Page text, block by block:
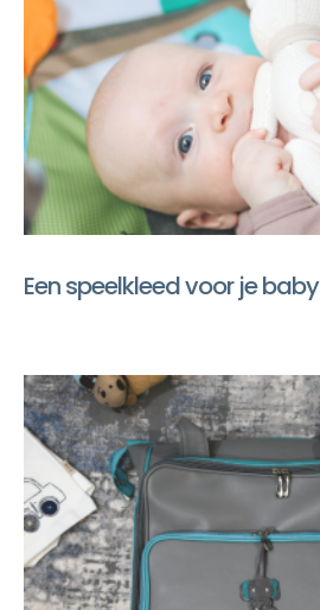
Een speelkleed voor je baby